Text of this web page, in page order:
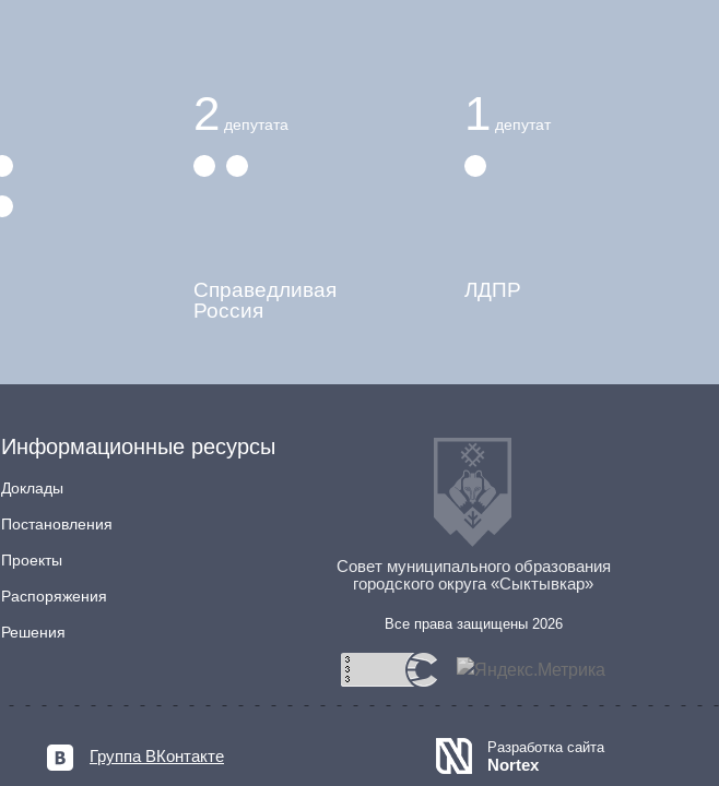
2 депутата
Справедливая
Россия
1 депутат
ЛДПР
Информационные ресурсы
Доклады
Постановления
Проекты
Распоряжения
Решения
Совет муниципального образования
городского округа «Сыктывкар»
Все права защищены 2026
Группа ВКонтакте Разработка сайта
Nortex